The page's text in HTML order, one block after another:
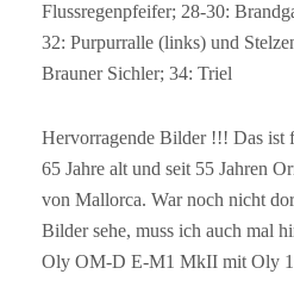
Flussregenpfeifer; 28-30:
32: Purpurralle (links) und
Brauner Sichler; 34: Triel
Hervorragende Bilder !!! Das ist
65 Jahre alt und seit 55 Jahren
von Mallorca. War noch nicht
Bilder sehe, muss ich auch mal
Oly OM-D E-M1 MkII mit Oly